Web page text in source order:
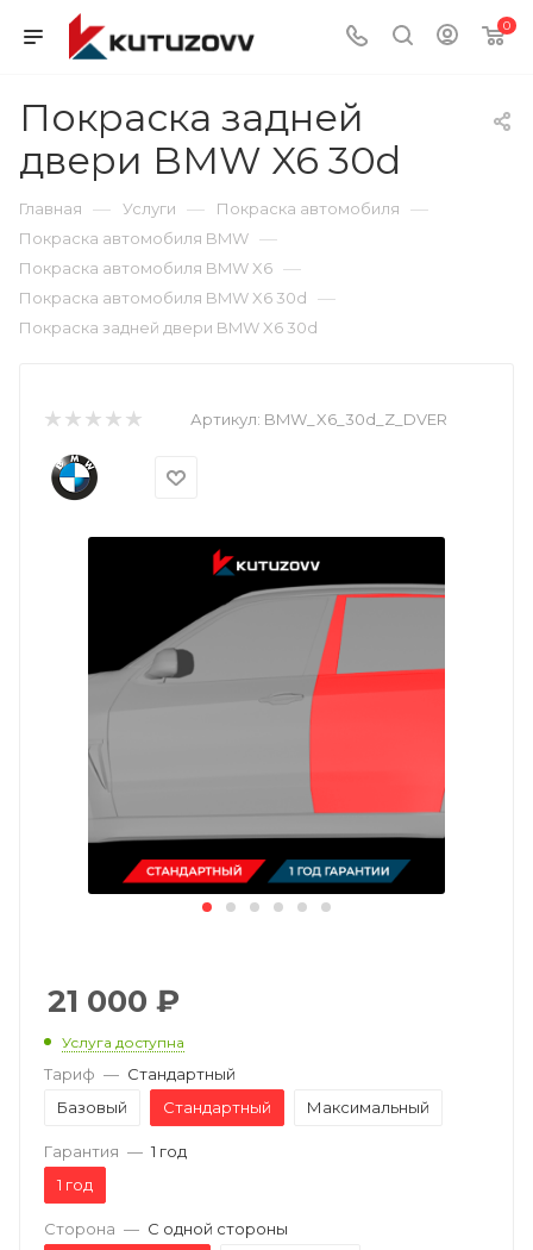
0
Покраска задней
двери BMW X6 30d
Главная — Услуги — Покраска автомобиля —
Покраска автомобиля BMW —
Покраска автомобиля BMW X6 —
Покраска автомобиля BMW X6 30d —
Покраска задней двери BMW X6 30d
Артикул: BMW_X6_30d_Z_DVER
21 000 ₽
Услуга доступна
Тариф — Стандартный
Базовый
Стандартный Максимальный
Гарантия — 1 год
1 год
Сторона — С одной стороны